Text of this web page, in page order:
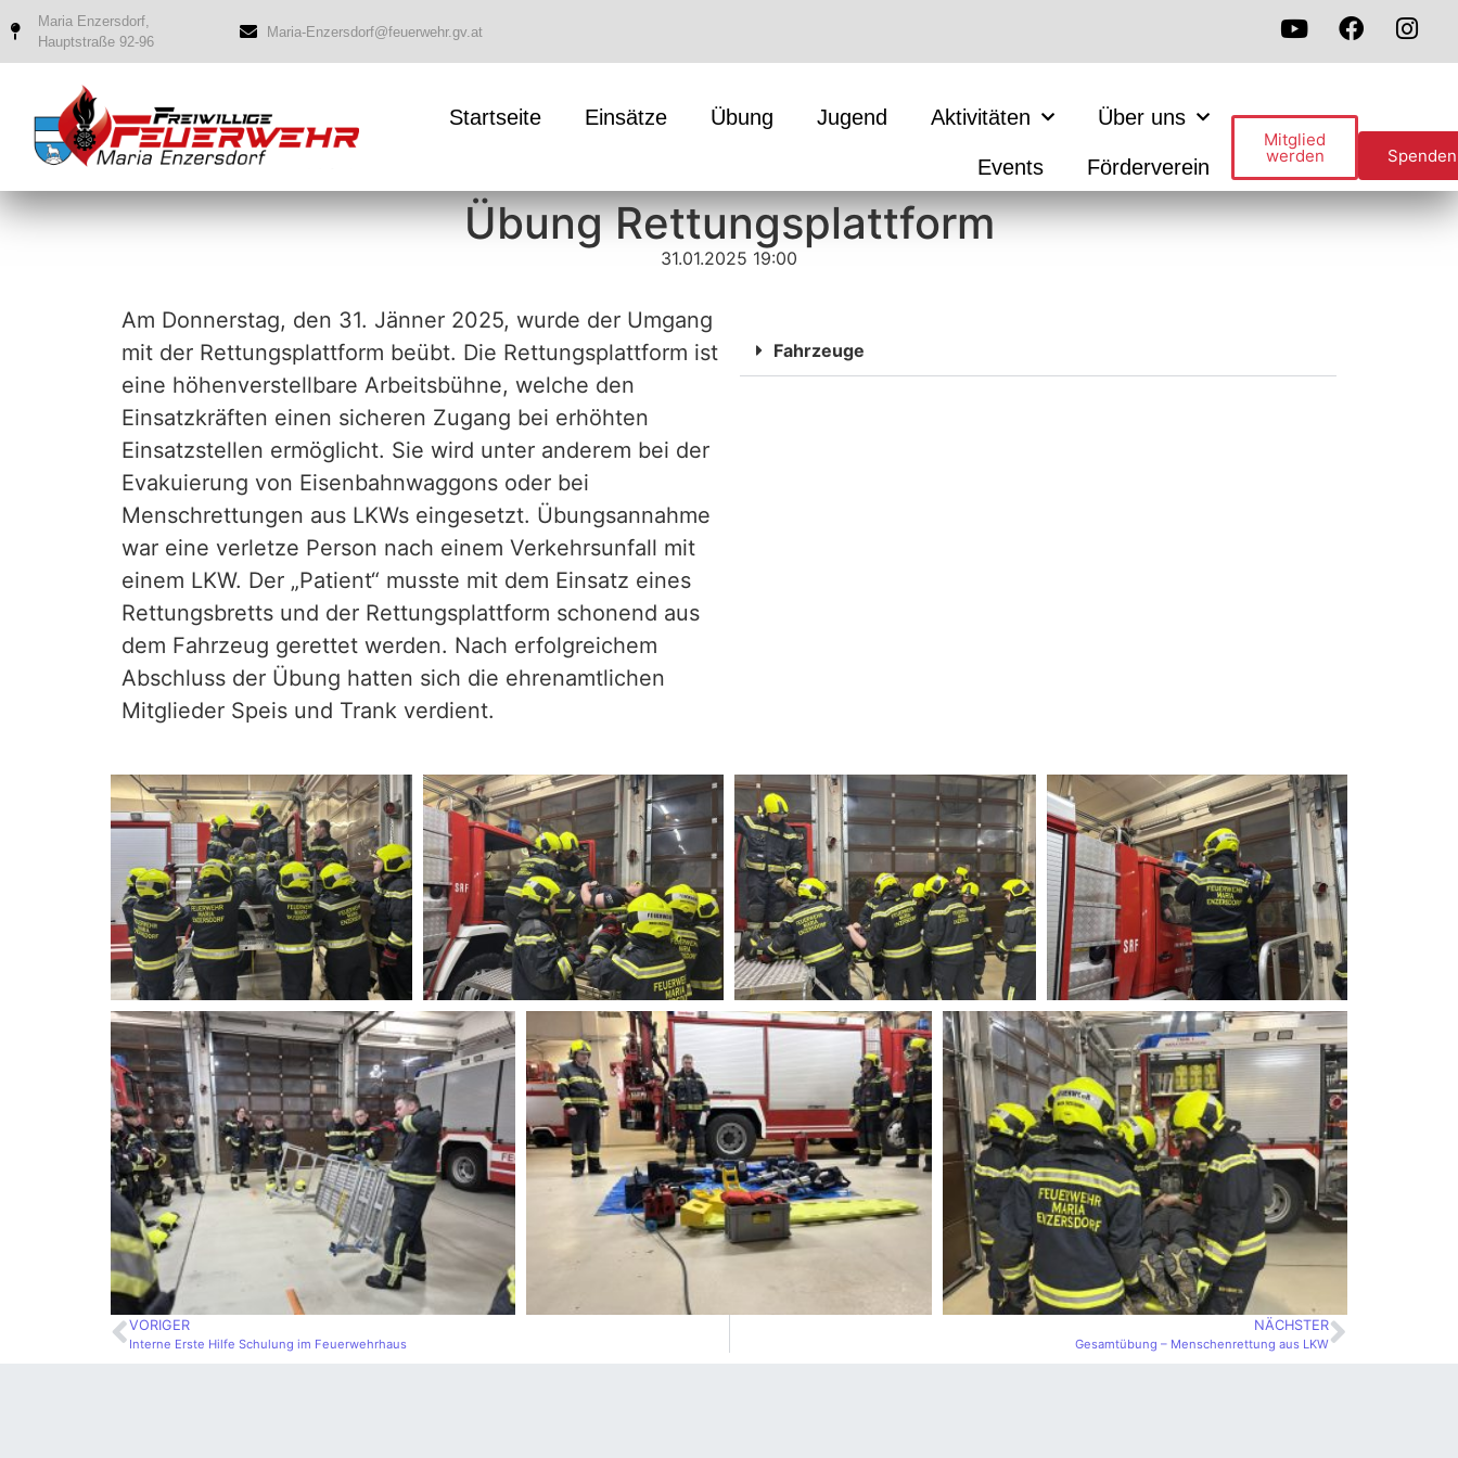
Maria Enzersdorf,
Hauptstraße 92-96
Maria-Enzersdorf@feuerwehr.gv.at
Startseite Einsätze Übung Jugend Aktivitäten Über uns
Events Förderverein
Mitglied
werden Spenden
Übung Rettungsplattform
31.01.2025 19:00
Am Donnerstag, den 31. Jänner 2025, wurde der Umgang
mit der Rettungsplattform beübt. Die Rettungsplattform ist
eine höhenverstellbare Arbeitsbühne, welche den
Einsatzkräften einen sicheren Zugang bei erhöhten
Einsatzstellen ermöglicht. Sie wird unter anderem bei der
Evakuierung von Eisenbahnwaggons oder bei
Menschrettungen aus LKWs eingesetzt. Übungsannahme
war eine verletze Person nach einem Verkehrsunfall mit
einem LKW. Der „Patient“ musste mit dem Einsatz eines
Rettungsbretts und der Rettungsplattform schonend aus
dem Fahrzeug gerettet werden. Nach erfolgreichem
Abschluss der Übung hatten sich die ehrenamtlichen
Mitglieder Speis und Trank verdient.
Fahrzeuge
VORIGER
Interne Erste Hilfe Schulung im Feuerwehrhaus
NÄCHSTER
Gesamtübung – Menschenrettung aus LKW